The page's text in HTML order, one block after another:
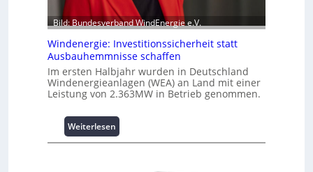
m
e
n
t
h
o
c
h
p
e
e
N
u
t
z
u
n
g
ü
b
Bild: Bundesverband WindEnergie e.V.
Windenergie: Investitionssicherheit statt
Ausbauhemmnisse schaffen
Im ersten Halbjahr wurden in Deutschland
Windenergieanlagen (WEA) an Land mit einer
Leistung von 2.363MW in Betrieb genommen.
Weiterlesen
W